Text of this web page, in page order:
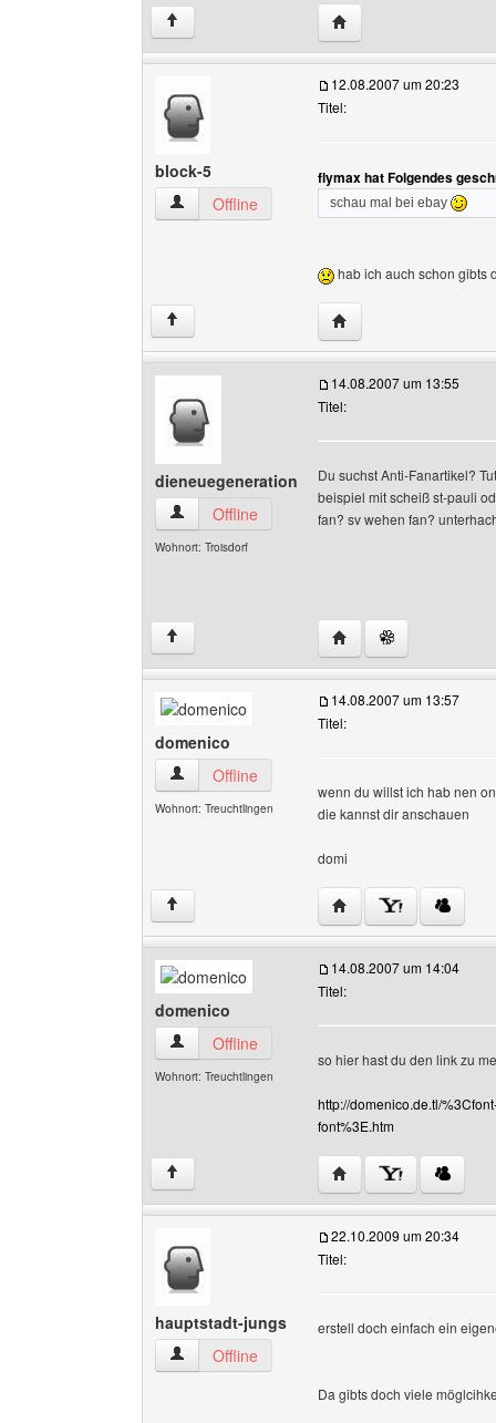
↑ Website dieses
block-5
block-5 Benutzer-Profile anzeigen
Offline
12.08.2007 um 20:23
Titel:
flymax hat Folgendes
schau mal bei ebay
hab ich auch schon gibts
↑ Website dieses
dieneuegeneration
dieneuegeneration Benutzer-Profile anzeigen
Offline
Wohnort: Troisdorf
14.08.2007 um 13:55
Titel:
Du suchst Anti-Fanartikel?
beispiel mit scheiß st-pauli
fan? sv wehen fan?
↑ Website dieses
domenico
domenico Benutzer-Profile anzeigen
Offline
Wohnort: Treuchtlingen
14.08.2007 um 13:57
Titel:
wenn du willst ich hab nen
die kannst dir anschauen
domi
↑ Website dieses
domenico
domenico Benutzer-Profile anzeigen
Offline
Wohnort: Treuchtlingen
14.08.2007 um 14:04
Titel:
so hier hast du den link zu
http://domenico.de.tl/
font%3E.htm
↑ Website dieses
hauptstadt-jungs
hauptstadt-jungs Benutzer-Profile anzeigen
Offline
22.10.2009 um 20:34
Titel:
erstell doch einfach ein
Da gibts doch viele